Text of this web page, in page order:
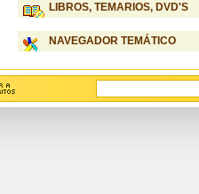
LIBROS, TEMARIOS, DVD'S
NAVEGADOR TEMÁTICO